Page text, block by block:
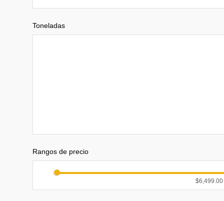
Toneladas
Rangos de precio
$6,499.00